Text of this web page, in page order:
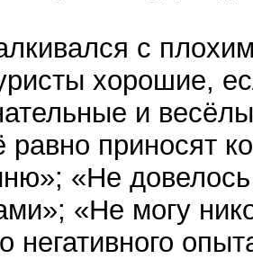
с
хорошие,
и
равно приносят
«Не
«Не могу
негативного